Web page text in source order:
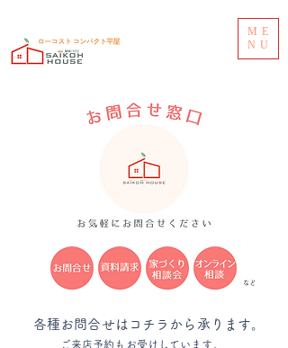
ME
NU
​など
​各種お問合せはコチラから承ります。
​ご来店予約もお受けしています。